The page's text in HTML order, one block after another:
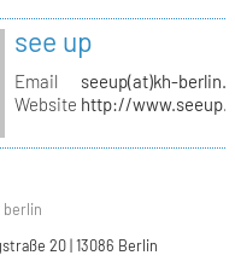
see up
Email
seeup(at)kh-
Website http://
berlin
20 | 13086 Berlin